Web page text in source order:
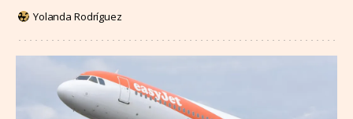
Yolanda Rodríguez